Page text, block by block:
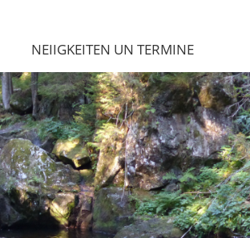
NEIIGKEITEN UN TERMINE